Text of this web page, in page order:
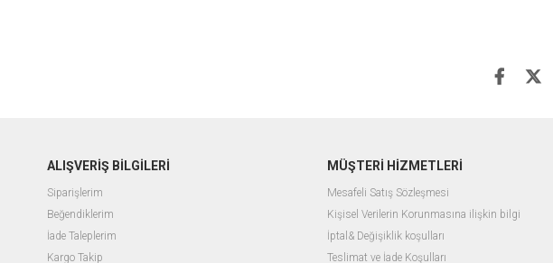
ALIŞVERİŞ BİLGİLERİ
Siparişlerim
Beğendiklerim
İade Taleplerim
Kargo Takip
MÜŞTERİ HİZMETLERİ
Mesafeli Satış Sözleşmesi
Kişisel Verilerin Korunmasına ilişkin bilgi
İptal& Değişiklik koşulları
Teslimat ve İade Koşulları